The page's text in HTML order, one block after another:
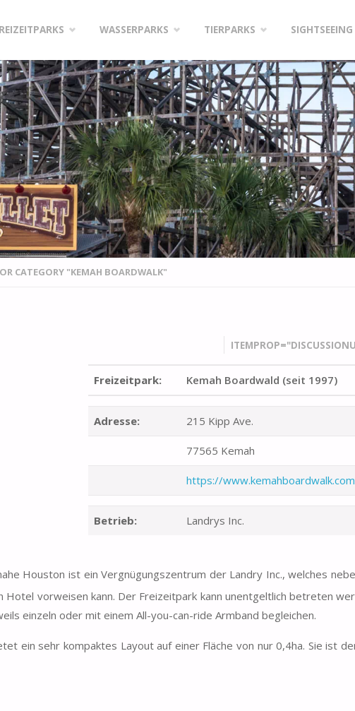
WASSERPARKS TIERPARKS SIGHTSEEING
CATEGORY "KEMAH BOARDWALK"
Freizeitpark: Kemah Boardwald (seit 1997)
Adresse: 215 Kipp Ave.
77565 Kemah
https://www.kemahboardwalk.com
Betrieb: Landrys Inc.
Houston ist ein Vergnügungszentrum der Landry Inc., welches
Hotel vorweisen kann. Der Freizeitpark kann unentgeltlich betreten
einzeln oder mit einem All-you-can-ride Armband begleichen.
ein sehr kompaktes Layout auf einer Fläche von nur 0,4ha. Sie ist